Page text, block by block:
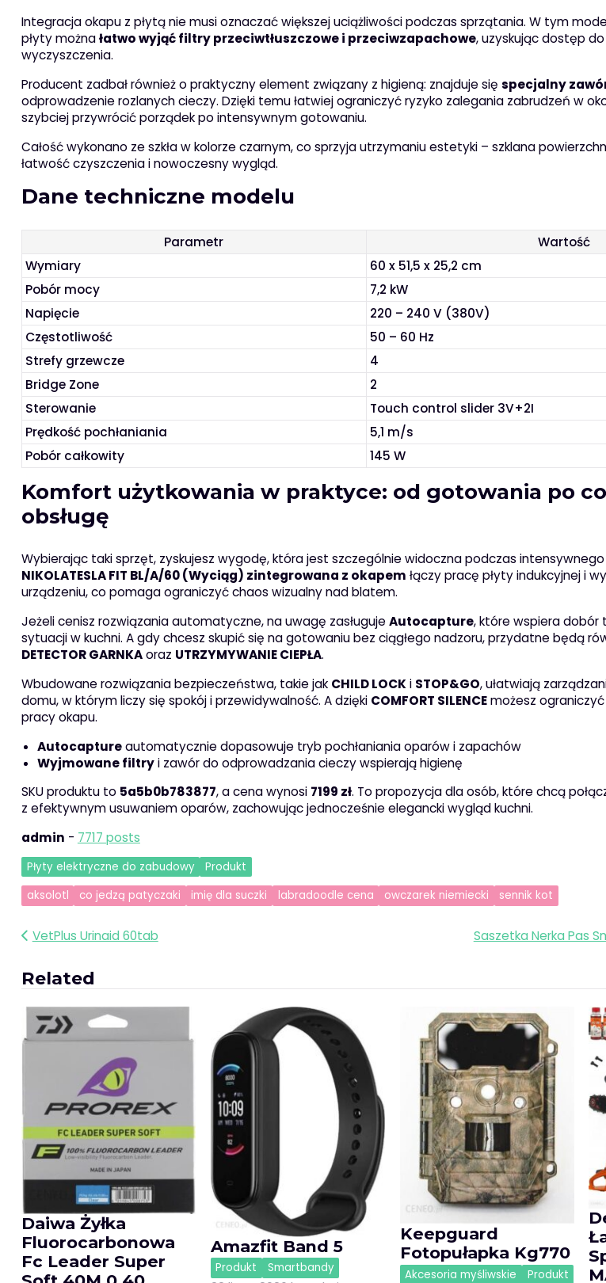
Integracja okapu z płytą nie musi oznaczać większej uciążliwości podczas sprzątania. W tym
płyty możnałatwo wyjąć filtry przeciwtłuszczowe i przeciwzapachowe, uzyskując dostęp
wyczyszczenia.
Producent zadbał również o praktyczny element związany z higieną: znajduje się specjalny
odprowadzenie rozlanych cieczy. Dzięki temu łatwiej ograniczyć ryzyko zalegania zabrudzeń w
szybciej przywrócić porządek po intensywnym gotowaniu.
Całość wykonano ze szkła w kolorze czarnym, co sprzyja utrzymaniu estetyki – szklana
łatwość czyszczenia i nowoczesny wygląd.
Dane techniczne modelu
Parametr
Wartość
Wymiary
60 x 51,5 x 25,2 cm
Pobór mocy
7,2 kW
Napięcie
220 – 240 V (380V)
Częstotliwość
50 – 60 Hz
Strefy grzewcze
4
Bridge Zone
2
Sterowanie
Touch control slider 3V+2I
Prędkość pochłaniania
5,1 m/s
Pobór całkowity
145 W
Komfort użytkowania w praktyce: od gotowania po
obsługę
Wybierając taki sprzęt, zyskujesz wygodę, która jest szczególnie widoczna podczas
NIKOLATESLA FIT BL/A/60 (Wyciąg) zintegrowana z okapem łączy pracę płyty indukcyjnej i
urządzeniu, co pomaga ograniczyć chaos wizualny nad blatem.
Jeżeli cenisz rozwiązania automatyczne, na uwagę zasługujeAutocapture, które wspiera dobór
sytuacji w kuchni. A gdy chcesz skupić się na gotowaniu bez ciągłego nadzoru, przydatne będą
DETECTOR GARNKAoraz UTRZYMYWANIE CIEPŁA.
Wbudowane rozwiązania bezpieczeństwa, takie jak CHILD LOCKi STOP&GO, ułatwiają
domu, w którym liczy się spokój i przewidywalność. A dzięki COMFORT SILENCEmożesz
pracy okapu.
Autocaptureautomatycznie dopasowuje tryb pochłaniania oparów i zapachów
Wyjmowane filtryi zawór do odprowadzania cieczy wspierają higienę
SKU produktu to 5a5b0b783877, a cena wynosi 7199 zł. To propozycja dla osób, które chcą
z efektywnym usuwaniem oparów, zachowując jednocześnie elegancki wygląd kuchni.
admin - 7717 posts
Płyty elektryczne do zabudowy
Produkt
aksolotl
co jedzą patyczaki imię dla suczki labradoodle cena owczarek niemiecki sennik kot
Nawigacja
VetPlus Urinaid 60tab Saszetka Nerka Pas
Related
Daiwa Żyłka
Fluorocarbonowa
Fc Leader Super
Amazfit Band 5
Produkt Smartbandy
Keepguard
Fotopułapka Kg770
Akcesoria myśliwskie Produkt